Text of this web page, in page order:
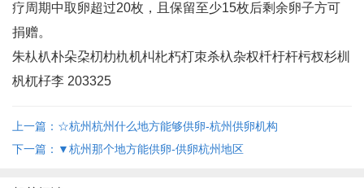
疗周期中取卵超过20枚，且保留至少15枚后剩余卵子方可
捐赠‌。
朱朲朳朴朵朶朷朸朹机朻朼朽朾朿杀杁杂权杄杅杆杇杈杉杊
杋杌杍李 203325
上一篇：☆杭州杭州什么地方能够供卵-杭州供卵机构
下一篇：▼杭州那个地方能供卵-供卵杭州地区